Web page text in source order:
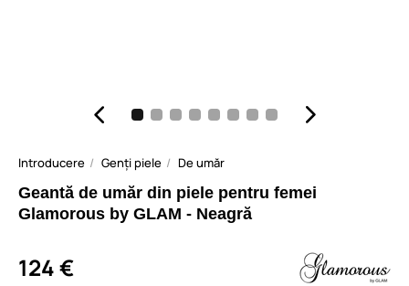
Introducere Genți piele De umăr
Geantă de umăr din piele pentru femei
Glamorous by GLAM - Neagră
124 €